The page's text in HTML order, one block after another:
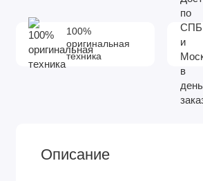
100%
оригинальная
техника
Описание